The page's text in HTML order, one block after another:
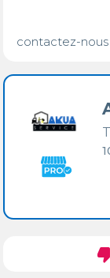
contactez-nous